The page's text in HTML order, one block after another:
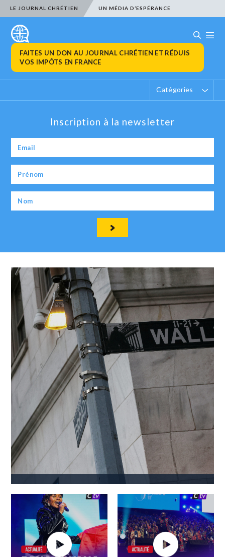
LE JOURNAL CHRÉTIEN UN MÉDIA D’ESPÉRANCE
FAITES UN DON AU JOURNAL CHRÉTIEN ET RÉDUIS
VOS IMPÔTS EN FRANCE
Catégories
Inscription à la newsletter